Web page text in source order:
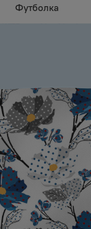
Футболка